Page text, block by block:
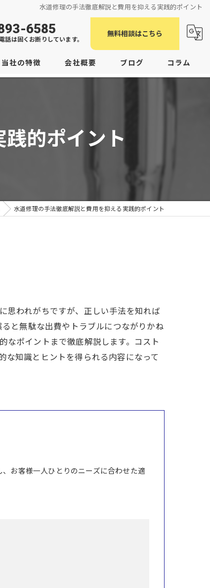
水道修理の手法徹底解説と費用を抑える実践的ポイント
6585
話は固くお断りしています。
無料相談はこちら
当社の特徴
臭い
会社概要 ブログ コラム
的ポイント
水道修理の手法徹底解説と費用を抑える実践的ポイント
思われがちですが、正しい手法を知れば
と無駄な出費やトラブルにつながりかね
なポイントまで徹底解説します。コスト
な知識とヒントを得られる内容になって
お客様一人ひとりのニーズに合わせた適